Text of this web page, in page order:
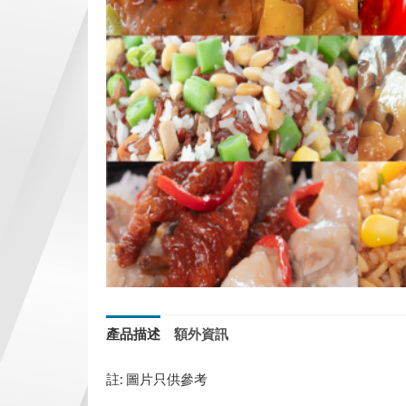
產品描述 額外資訊
註: 圖片只供參考